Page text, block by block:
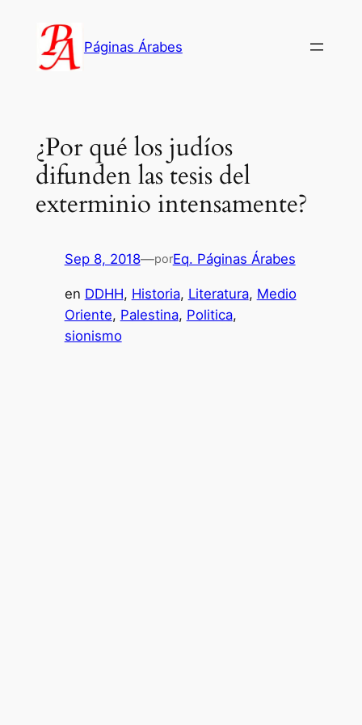
contenido
Páginas Árabes
¿Por qué los judíos
difunden las tesis del
exterminio intensamente?
Sep 8, 2018—porEq. Páginas Árabes
en DDHH, Historia, Literatura, Medio
Oriente, Palestina, Politica
sionismo